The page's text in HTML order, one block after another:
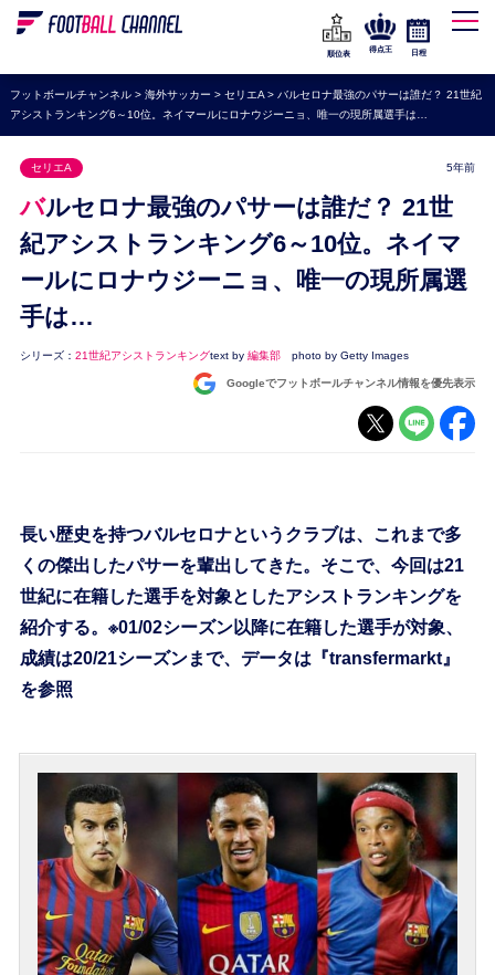
WEリーグ
海外サッカー
プレミアリーグ
セリエA
ブンデスリーガ
UEFA
ナショナルチーム
高校サッカー
順位表
得点王 日程
フットボールチャンネル> 海外サッカー > セリエA> バルセロナ最強のパサーは誰だ？ 21世紀
アシストランキング6～10位。ネイマールにロナウジーニョ、唯一の現所属選手は…
セリエA 5年前
バルセロナ最強のパサーは誰だ？ 21世
紀アシストランキング6～10位。ネイマ
ールにロナウジーニョ、唯一の現所属選
手は…
シリーズ： 21世紀アシストランキングtext by 編集部 photo by Getty Images
Googleでフットボールチャンネル情報を優先表示
長い歴史を持つバルセロナというクラブは、これまで多
くの傑出したパサーを輩出してきた。そこで、今回は21
世紀に在籍した選手を対象としたアシストランキングを
紹介する。※01/02シーズン以降に在籍した選手が対象、
成績は20/21シーズンまで、データは『transfermarkt』
を参照